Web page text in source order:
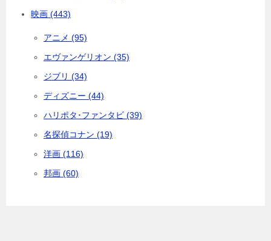
映画 (443)
アニメ (95)
エヴァンゲリオン (35)
ジブリ (34)
ディズニー (44)
ハリポタ･ファンタビ (39)
名探偵コナン (19)
洋画 (116)
邦画 (60)